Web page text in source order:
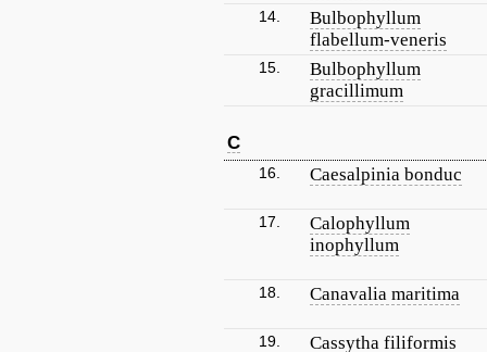
14.
Bulbophyllum
flabellum-veneris
15.
Bulbophyllum
gracillimum
C
16. Caesalpinia bonduc
17.
Calophyllum
inophyllum
18. Canavalia maritima
19. Cassytha filiformis